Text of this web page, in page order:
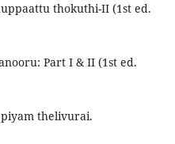
thokuthi-II (1st ed.
Part I & II (1st ed.
thelivurai.